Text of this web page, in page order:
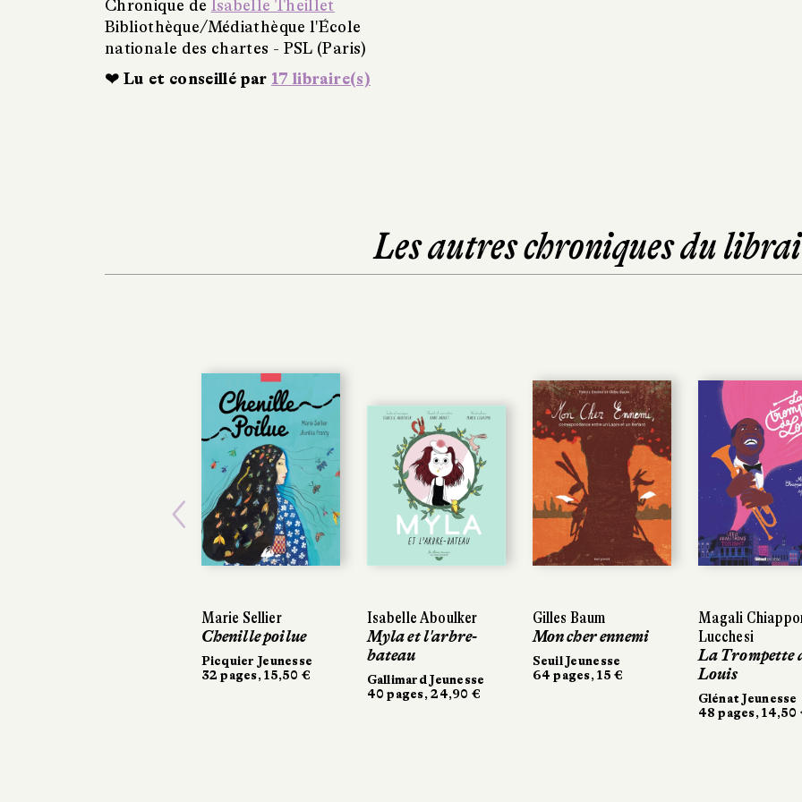
Chronique de
Isabelle Theillet
Bibliothèque/Médiathèque l'École
nationale des chartes - PSL (Paris)
❤ Lu et conseillé par 17 libraire(s)
Les autres chroniques du
Marie Sellier
Chenille poilue
Picquier Jeunesse
32 pages, 15,50 €
Isabelle Aboulker
Myla et l'arbre-
bateau
Gallimard Jeunesse
40 pages, 24,90 €
Gilles Baum
Mon cher ennemi
Seuil Jeunesse
64 pages, 15 €
Magali
Lucchesi
La Trompette
Louis
Glénat Jeunesse
48 pages, 14,50
Isabelle Aboulker
Myla et l'arbre-
bateau
Gallimard Jeunesse
40 pages, 24,90 €
Gilles Baum
Mon cher ennemi
Seuil Jeunesse
64 pages, 15 €
Magali
Lucchesi
La Trompette
Louis
Glénat Jeunesse
48 pages, 14,50
Previous